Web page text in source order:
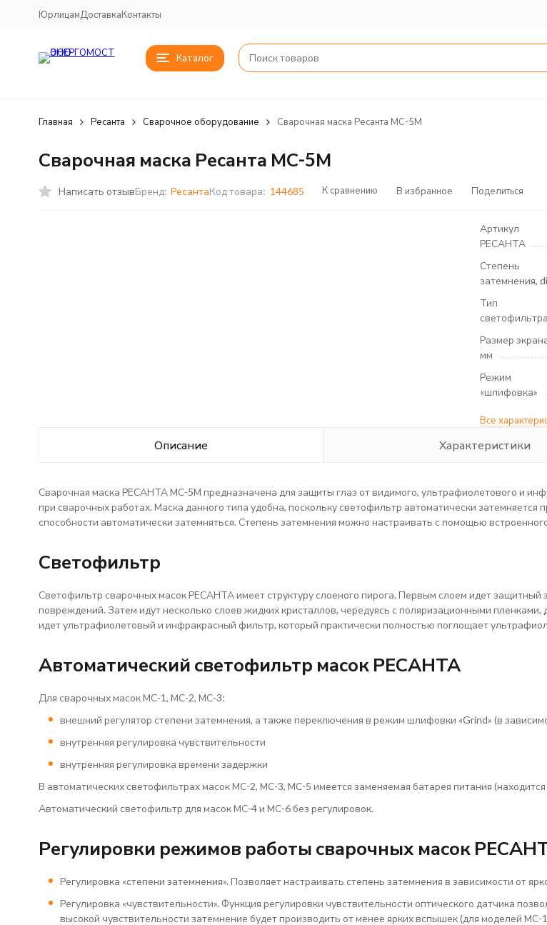
ЮрлицамДоставкаКонтакты
Каталог
Главная Ресанта Сварочное оборудование Сварочная маска Ресанта МС-5М
Сварочная маска Ресанта МС-5М
Написать отзывБренд: РесантаКод товара: 144685 К сравнению В избранное Поделиться
Артикул
РЕСАНТА
Степень
затемнения,
Тип
светофильтра
Размер
мм
Режим
«шлифовка»
Все
Описание Характеристики
Сварочная маска РЕСАНТА МС-5М предназначена для защиты глаз от видимого, ультрафиолетового и
при сварочных работах. Маска данного типа удобна, поскольку светофильтр автоматически
способности автоматически затемняться. Степень затемнения можно настраивать с помощью
Светофильтр
Светофильтр сварочных масок РЕСАНТА имеет структуру слоеного пирога. Первым слоем идет
повреждений. Затем идут несколько слоев жидких кристаллов, чередуясь с поляризационными
идет ультрафиолетовый и инфракрасный фильтр, который практически полностью поглощает
Автоматический светофильтр масок РЕСАНТА
Для сварочных масок МС-1, МС-2, МС-3:
внешний регулятор степени затемнения, а также переключения в режим шлифовки «Grind» (в
внутренняя регулировка чувствительности
внутренняя регулировка времени задержки
В автоматических светофильтрах масок МС-2, МС-3, МС-5 имеется заменяемая батарея питания
Автоматический светофильтр для масок МС-4 и МС-6 без регулировок.
Регулировки режимов работы сварочных масок
Регулировка «степени затемнения». Позволяет настраивать степень затемнения в зависимости от
Регулировка «чувствительности». Функция регулировки чувствительности оптического датчика
высокой чувствительности затемнение будет производить от менее ярких вспышек (для моделей